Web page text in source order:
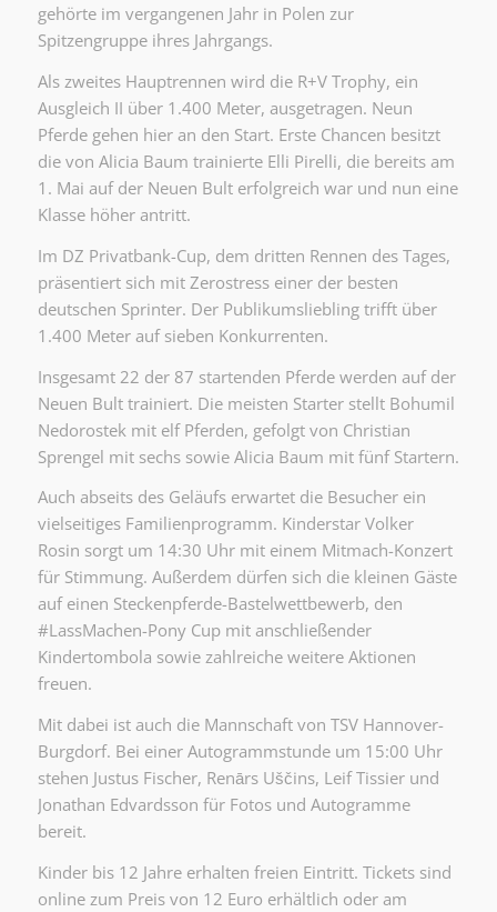
gehörte im vergangenen Jahr in Polen zur
Spitzengruppe ihres Jahrgangs.
Als zweites Hauptrennen wird die R+V Trophy, ein
Ausgleich II über 1.400 Meter, ausgetragen. Neun
Pferde gehen hier an den Start. Erste Chancen besitzt
die von Alicia Baum trainierte Elli Pirelli, die bereits am
1. Mai auf der Neuen Bult erfolgreich war und nun eine
Klasse höher antritt.
Im DZ Privatbank-Cup, dem dritten Rennen des Tages,
präsentiert sich mit Zerostress einer der besten
deutschen Sprinter. Der Publikumsliebling trifft über
1.400 Meter auf sieben Konkurrenten.
Insgesamt 22 der 87 startenden Pferde werden auf der
Neuen Bult trainiert. Die meisten Starter stellt Bohumil
Nedorostek mit elf Pferden, gefolgt von Christian
Sprengel mit sechs sowie Alicia Baum mit fünf Startern.
Auch abseits des Geläufs erwartet die Besucher ein
vielseitiges Familienprogramm. Kinderstar Volker
Rosin sorgt um 14:30 Uhr mit einem Mitmach-Konzert
für Stimmung. Außerdem dürfen sich die kleinen Gäste
auf einen Steckenpferde-Bastelwettbewerb, den
#LassMachen-Pony Cup mit anschließender
Kindertombola sowie zahlreiche weitere Aktionen
freuen.
Mit dabei ist auch die Mannschaft von TSV Hannover-
Burgdorf. Bei einer Autogrammstunde um 15:00 Uhr
stehen Justus Fischer, Renārs Uščins, Leif Tissier und
Jonathan Edvardsson für Fotos und Autogramme
bereit.
Kinder bis 12 Jahre erhalten freien Eintritt. Tickets sind
online zum Preis von 12 Euro erhältlich oder am